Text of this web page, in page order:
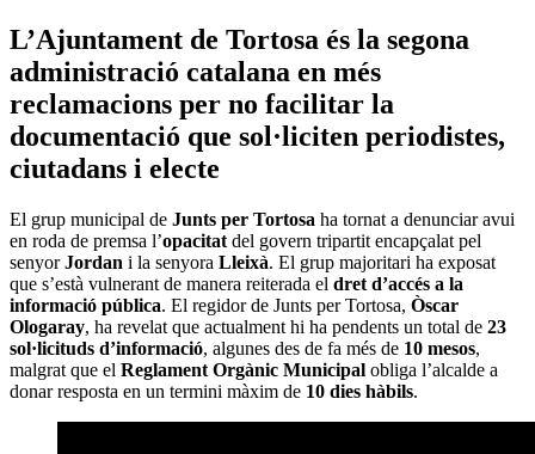
L’Ajuntament de Tortosa és la segona
administració catalana en més
reclamacions per no facilitar la
documentació que sol·liciten periodistes,
ciutadans i electe
El grup municipal de Junts per Tortosa ha tornat a denunciar avui
en roda de premsa l’opacitat del govern tripartit encapçalat pel
senyorJordan i la senyora Lleixà. El grup majoritari ha exposat
que s’està vulnerant de manera reiterada el dret d’accés a la
informació pública. El regidor de Junts per Tortosa, Òscar
Ologaray, ha revelat que actualment hi ha pendents un total de 23
sol·licituds d’informació, algunes des de fa més de 10 mesos,
malgrat que el Reglament Orgànic Municipal obliga l’alcalde a
donar resposta en un termini màxim de 10 dies hàbils.